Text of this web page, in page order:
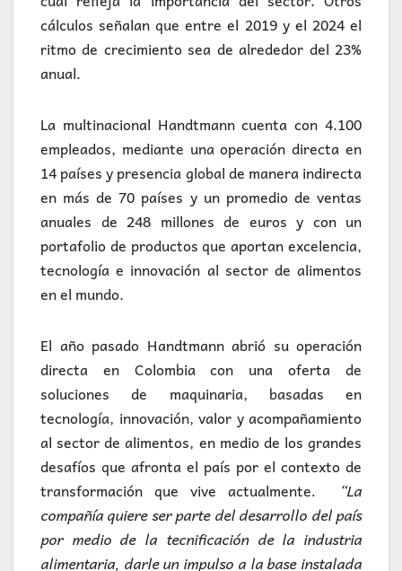
cálculos señalan que entre el 2019 y el 2024 el
ritmo de crecimiento sea de alrededor del 23%
anual.
La multinacional Handtmann cuenta con 4.100
empleados, mediante una operación directa en
14 países y presencia global de manera indirecta
en más de 70 países y un promedio de ventas
anuales de 248 millones de euros y con un
portafolio de productos que aportan excelencia,
tecnología e innovación al sector de alimentos
en el mundo.
El año pasado Handtmann abrió su operación
directa en Colombia con una oferta de
soluciones de maquinaria, basadas en
tecnología, innovación, valor y acompañamiento
al sector de alimentos, en medio de los grandes
desafíos que afronta el país por el contexto de
transformación que vive actualmente. “La
compañía quiere ser parte del desarrollo del país
por medio de la tecnificación de la industria
alimentaria, darle un impulso a la base instalada